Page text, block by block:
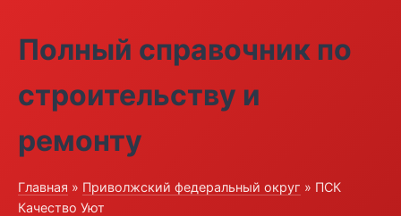
Полный справочник по
строительству и
ремонту
Главная » Приволжский федеральный округ » ПСК
Качество Уют